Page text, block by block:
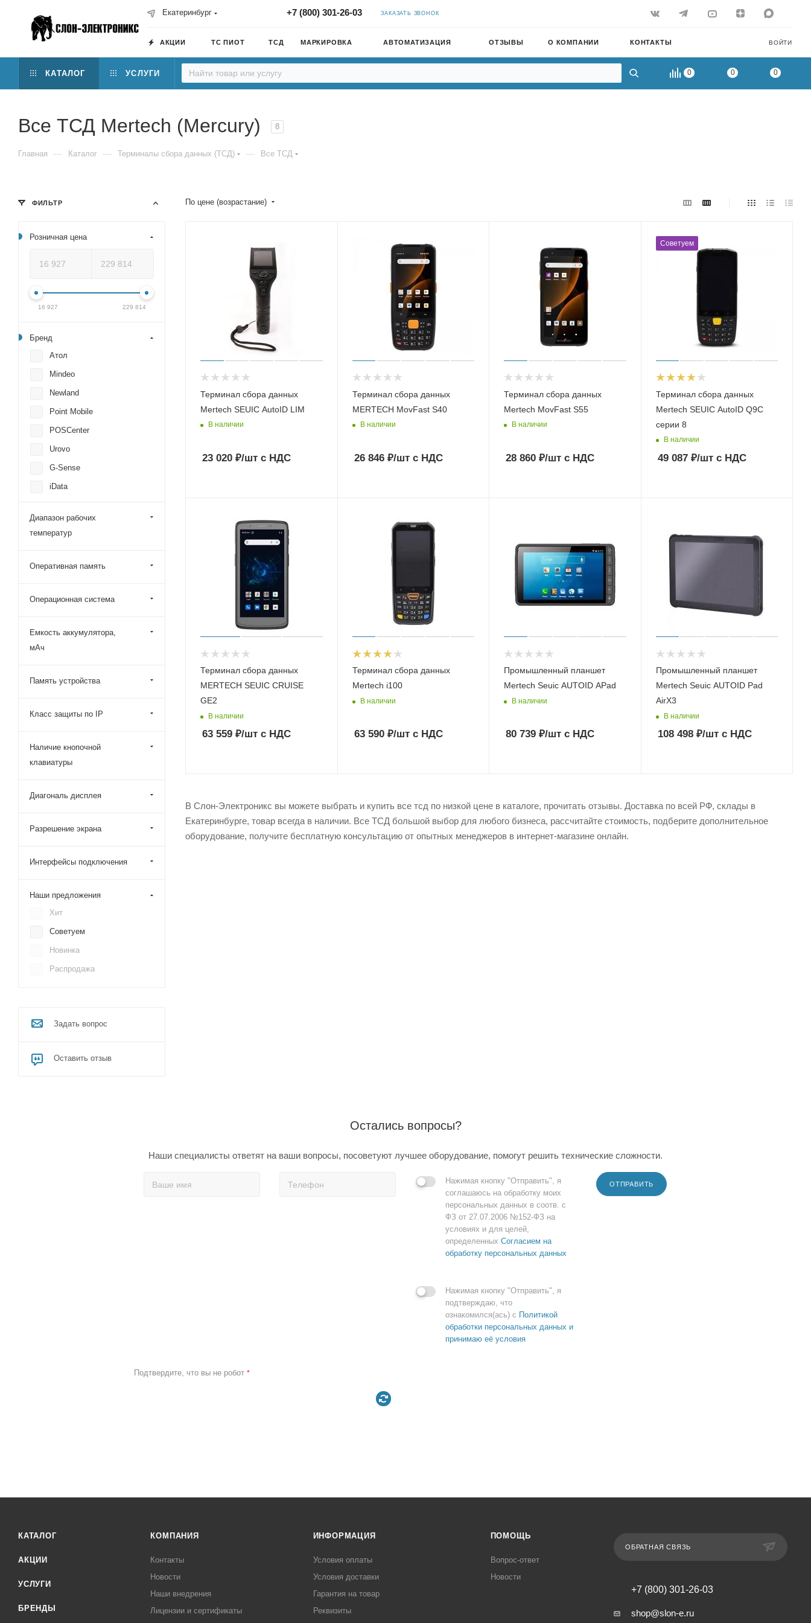
Екатеринбург +7 (800) 301-26-03 ЗАКАЗАТЬ ЗВОНОК
ВОЙТИ
АКЦИИ ТС ПИОТ ТСД МАРКИРОВКА АВТОМАТИЗАЦИЯ ОТЗЫВЫ О КОМПАНИИ КОНТАКТЫ
0 0 0
КАТАЛОГ УСЛУГИ
Все ТСД Mertech (Mercury) 8
Главная — Каталог — Терминалы сбора данных (ТСД) — Все ТСД
По цене (возрастание)
Терминал сбора данных
Mertech SEUIC AutoID LIM
В наличии
23 020 ₽/шт с НДС
Терминал сбора данных
MERTECH MovFast S40
В наличии
26 846₽/штс НДС
Терминал сбора данных
Mertech MovFast S55
В наличии
28 860 ₽/шт с НДС
Советуем
Терминал сбора данных
Mertech SEUIC AutoID Q9C
серии 8
В наличии
49 087₽/штс НДС
Терминал сбора данных
MERTECH SEUIC CRUISE
GE2
В наличии
63 559 ₽/шт с НДС
Терминал сбора данных
Mertech i100
В наличии
63 590₽/штс НДС
Промышленный планшет
Mertech Seuic AUTOID APad
В наличии
80 739 ₽/шт с НДС
Промышленный планшет
Mertech Seuic AUTOID Pad
AirX3
В наличии
108 498₽/штс НДС
В Слон-Электроникс вы можете выбрать и купить все тсд по низкой цене в каталоге, прочитать отзывы. Доставка по всей РФ, склады в
Екатеринбурге, товар всегда в наличии. Все ТСД большой выбор для любого бизнеса, рассчитайте стоимость, подберите дополнительное
оборудование, получите бесплатную консультацию от опытных менеджеров в интернет-магазине онлайн.
ФИЛЬТР
Розничная цена
16 927 229 814
Бренд
Атол
Mindeo
Newland
Point Mobile
POSCenter
Urovo
G-Sense
iData
Mertech (Mercury)
Диапазон рабочих
температур
Оперативная память
Операционная система
Емкость аккумулятора,
мАч
Память устройства
Класс защиты по IP
Наличие кнопочной
клавиатуры
Диагональ дисплея
Разрешение экрана
Интерфейсы подключения
Наши предложения
Хит
Советуем
Новинка
Распродажа
Задать вопрос
Оставить отзыв
Остались вопросы?
Наши специалисты ответят на ваши вопросы, посоветуют лучшее оборудование, помогут решить технические сложности.
Нажимая кнопку "Отправить", я
соглашаюсь на обработку моих
персональных данных в соотв. с
ФЗ от 27.07.2006 №152-ФЗ на
условиях и для целей,
определенных Согласием на
обработку персональных данных
Нажимая кнопку "Отправить", я
подтверждаю, что
ознакомился(ась) с Политикой
обработки персональных данных и
принимаю её условия
ОТПРАВИТЬ
Подтвердите, что вы не робот *
КАТАЛОГ
АКЦИИ
УСЛУГИ
БРЕНДЫ
КОМПАНИЯ
Контакты
Новости
Наши внедрения
Лицензии и сертификаты
ИНФОРМАЦИЯ
Условия оплаты
Условия доставки
Гарантия на товар
Реквизиты
ПОМОЩЬ
Вопрос-ответ
Новости
ОБРАТНАЯ СВЯЗЬ
+7 (800) 301-26-03
shop@slon-e.ru